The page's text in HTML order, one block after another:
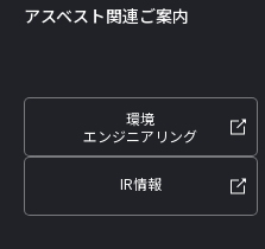
アスベスト関連ご案内
環境
エンジニアリング
IR情報